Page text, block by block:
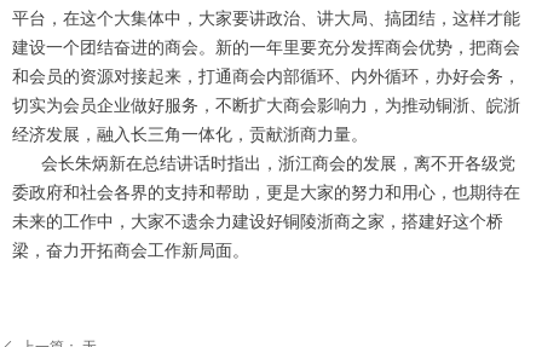
平台，在这个大集体中，大家要讲政治、讲大局、搞团结，这样才能
建设一个团结奋进的商会。新的一年里要充分发挥商会优势，把商会
和会员的资源对接起来，打通商会内部循环、内外循环，办好会务，
切实为会员企业做好服务，不断扩大商会影响力，为推动铜浙、皖浙
经济发展，融入长三角一体化，贡献浙商力量。
会长朱炳新在总结讲话时指出，浙江商会的发展，离不开各级党
委政府和社会各界的支持和帮助，更是大家的努力和用心，也期待在
未来的工作中，大家不遗余力建设好铜陵浙商之家，搭建好这个桥
梁，奋力开拓商会工作新局面。